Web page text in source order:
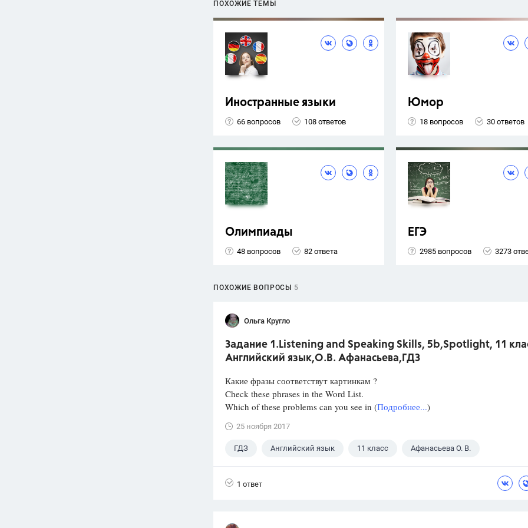
ПОХОЖИЕ ТЕМЫ
Иностранные языки
66 вопросов 108 ответов
Юмор
18 вопросов 30 ответов
Олимпиады
48 вопросов 82 ответа
ЕГЭ
2985 вопросов 3273
ПОХОЖИЕ ВОПРОСЫ 5
Ольга Кругло
Задание 1.Listening and Speaking Skills, 5b,Spotlight, 11
Английский язык,О.В. Афанасьева,ГДЗ
Какие фразы соответствут картинкам ?
Check these phrases in the Word List.
Which of these problems can you see in (Подробнее...)
25 ноября 2017
ГДЗ Английский язык 11 класс Афанасьева О. В.
1 ответ